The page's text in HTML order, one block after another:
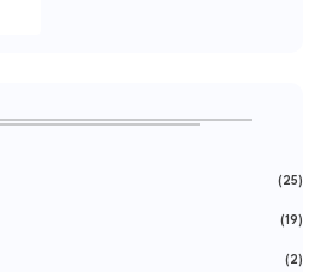
(25)
(19)
(2)